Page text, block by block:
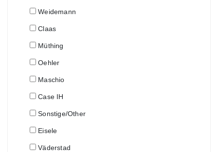
Weidemann
Claas
Müthing
Oehler
Maschio
Case IH
Sonstige/Other
Eisele
Väderstad